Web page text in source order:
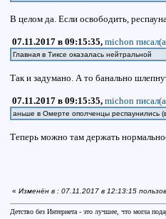
В целом да. Если освободить,
07.11.2017 в 09:15:35, michon
Главная в Тиксе оказалась нейтральной
Так и задумано. А то банально
07.11.2017 в 09:15:35, michon
аньше в Омерте ополченцы респаунились
Теперь можно там держать
« Изменён в : 07.11.2017 в 12:13:15
Детство без Интернета - это лучшее, что могла